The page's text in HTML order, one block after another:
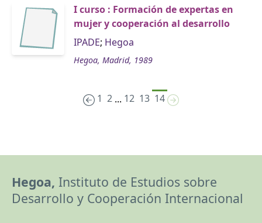
I curso : Formación de expertas en
mujer y cooperación al desarrollo
IPADE; Hegoa
Hegoa, Madrid, 1989
1 2 ... 12 13 14
Hegoa, Instituto de Estudios sobre
Desarrollo y Cooperación Internacional